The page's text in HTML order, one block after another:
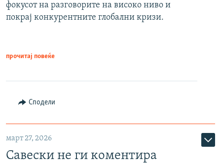
фокусот на разговорите на високо ниво и
покрај конкурентните глобални кризи.
прочитај повеќе
Сподели
март 27, 2026
Савески не ги коментира